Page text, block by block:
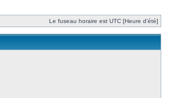
Le fuseau horaire est UTC [Heure d’été]